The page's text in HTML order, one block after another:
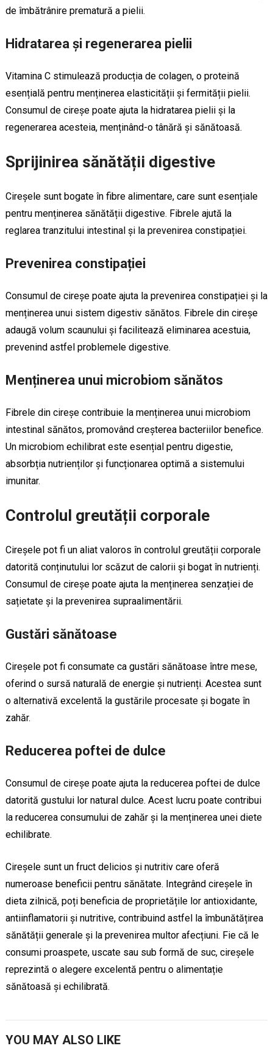
de îmbătrânire prematură a pielii.
Hidratarea și regenerarea pielii
Vitamina C stimulează producția de colagen, o proteină
esențială pentru menținerea elasticității și fermității pielii.
Consumul de cireșe poate ajuta la hidratarea pielii și la
regenerarea acesteia, menținând-o tânără și sănătoasă.
Sprijinirea sănătății digestive
Cireșele sunt bogate în fibre alimentare, care sunt esențiale
pentru menținerea sănătății digestive. Fibrele ajută la
reglarea tranzitului intestinal și la prevenirea constipației.
Prevenirea constipației
Consumul de cireșe poate ajuta la prevenirea constipației și la
menținerea unui sistem digestiv sănătos. Fibrele din cireșe
adaugă volum scaunului și facilitează eliminarea acestuia,
prevenind astfel problemele digestive.
Menținerea unui microbiom sănătos
Fibrele din cireșe contribuie la menținerea unui microbiom
intestinal sănătos, promovând creșterea bacteriilor benefice.
Un microbiom echilibrat este esențial pentru digestie,
absorbția nutrienților și funcționarea optimă a sistemului
imunitar.
Controlul greutății corporale
Cireșele pot fi un aliat valoros în controlul greutății corporale
datorită conținutului lor scăzut de calorii și bogat în nutrienți.
Consumul de cireșe poate ajuta la menținerea senzației de
sațietate și la prevenirea supraalimentării.
Gustări sănătoase
Cireșele pot fi consumate ca gustări sănătoase între mese,
oferind o sursă naturală de energie și nutrienți. Acestea sunt
o alternativă excelentă la gustările procesate și bogate în
zahăr.
Reducerea poftei de dulce
Consumul de cireșe poate ajuta la reducerea poftei de dulce
datorită gustului lor natural dulce. Acest lucru poate contribui
la reducerea consumului de zahăr și la menținerea unei diete
echilibrate.
Cireșele sunt un fruct delicios și nutritiv care oferă
numeroase beneficii pentru sănătate. Integrând cireșele în
dieta zilnică, poți beneficia de proprietățile lor antioxidante,
antiinflamatorii și nutritive, contribuind astfel la îmbunătățirea
sănătății generale și la prevenirea multor afecțiuni. Fie că le
consumi proaspete, uscate sau sub formă de suc, cireșele
reprezintă o alegere excelentă pentru o alimentație
sănătoasă și echilibrată.
YOU MAY ALSO LIKE